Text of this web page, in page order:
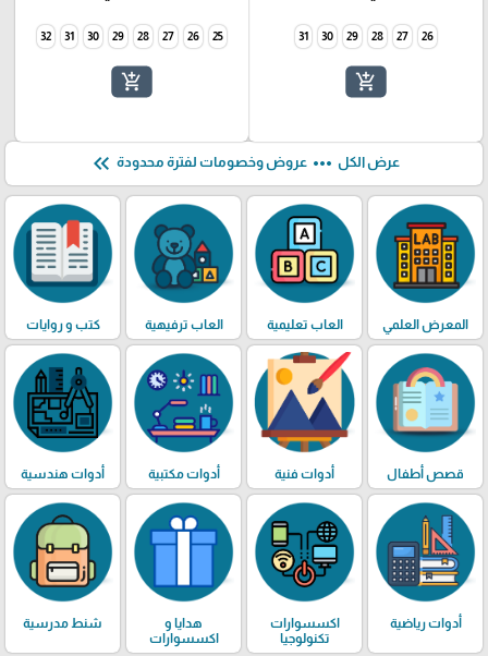
26
27
28
29
30
31
add_shopping_cart
25
26
27
28
29
30
31
32
add_shopping_cart
عرض الكل more_horiz عروض وخصومات لفترة محدودة keyboard_double_arrow_left
المعرض العلمي العاب تعليمية العاب ترفيهية كتب و روايات
قصص أطفال أدوات فنية أدوات مكتبية أدوات هندسية
أدوات رياضية
اكسسوارات
تكنولوجيا
هدايا و
اكسسوارات
شنط مدرسية